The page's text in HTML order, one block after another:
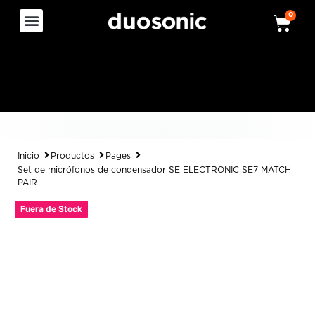
0
Inicio Productos
Pages
Set de micrófonos de condensador SE ELECTRONIC SE7 MATCH
PAIR
Fuera de Stock